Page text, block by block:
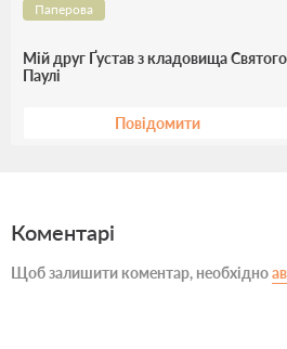
Паперова
Мій друг Ґустав з кладовища Святого
Паулі
Повідомити
Коментарі
Щоб залишити коментар, необхідно